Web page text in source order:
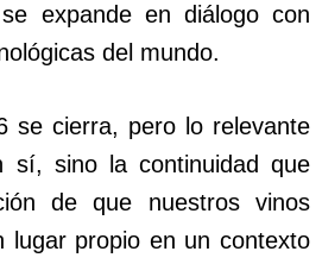
expande en diálogo con
del mundo.
se cierra, pero lo relevante
sí, sino la continuidad que
de que nuestros vinos
lugar propio en un contexto